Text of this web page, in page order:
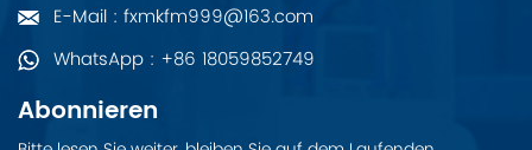
E-Mail : fxmkfm999@163.com
WhatsApp : +86 18059852749
Abonnieren